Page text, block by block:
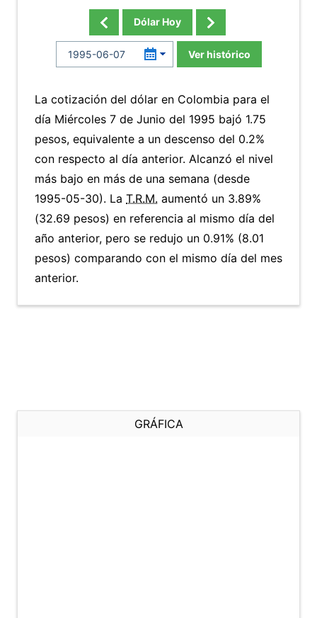
Dólar Hoy
Ver histórico
La cotización del dólar en Colombia para el
día Miércoles 7 de Junio del 1995 bajó 1.75
pesos, equivalente a un descenso del 0.2%
con respecto al día anterior. Alcanzó el nivel
más bajo en más de una semana (desde
1995-05-30). La T.R.M. aumentó un 3.89%
(32.69 pesos) en referencia al mismo día del
año anterior, pero se redujo un 0.91% (8.01
pesos) comparando con el mismo día del mes
anterior.
GRÁFICA